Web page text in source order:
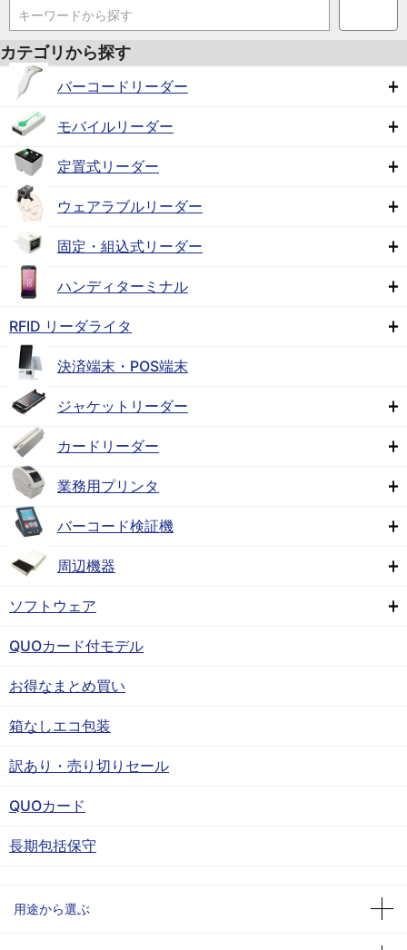
キーワードから探す
カテゴリから探す
バーコードリーダー
モバイルリーダー
定置式リーダー
ウェアラブルリーダー
固定・組込式リーダー
ハンディターミナル
RFID リーダライタ
決済端末・POS端末
ジャケットリーダー
カードリーダー
業務用プリンタ
バーコード検証機
周辺機器
ソフトウェア
QUOカード付モデル
お得なまとめ買い
箱なしエコ包装
訳あり・売り切りセール
QUOカード
長期包括保守
用途から選ぶ